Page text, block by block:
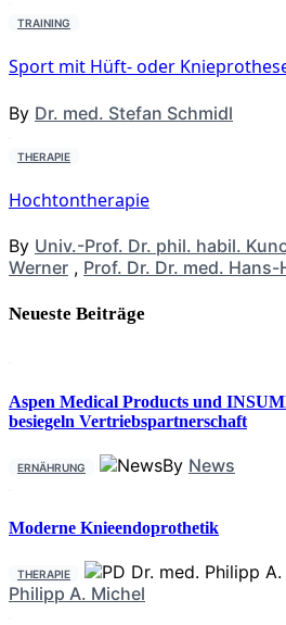
TRAINING
Sport mit Hüft- oder
By Dr. med. Stefan Schmidl
THERAPIE
Hochtontherapie
By Univ.-Prof. Dr. phil. habil.
Werner , Prof. Dr. Dr. med.
Neueste Beiträge
Aspen Medical Products und
besiegeln Vertriebspartnerschaft
ERNÄHRUNG By News
Moderne Knieendoprothetik
THERAPIE
Philipp A. Michel